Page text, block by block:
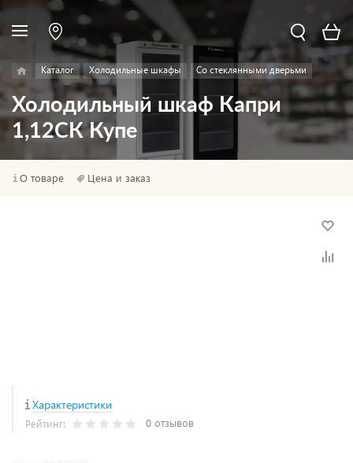
Каталог Холодильные шкафы Со стеклянными дверьми
Холодильный шкаф Капри
1,12СК Купе
О товаре Цена и заказ
Характеристики
Рейтинг: 0 отзывов